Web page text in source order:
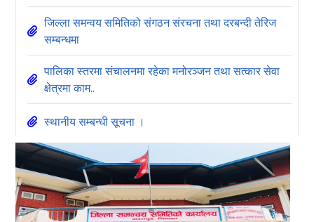
जिल्ला समन्वय समितिको संगठन संरचना तथा दरबन्दी तेरिज
सम्बन्धमा
पालिका स्तरमा संचालनमा रहेका मनोरञ्जन तथा सत्कार सेवा
क्षेत्रमा काम..
स्थानीय सम्बन्धी सूचना ।
स्थानीय न्यायिक सहजकर्ताको अंतिम नतिजा प्रकाशन तथा
सिफारिस सम्बन्धी सूचना..
थप हेर्नुहोस् »